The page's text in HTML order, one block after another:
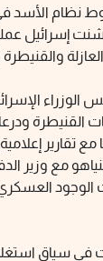
نظام الأسد
شنت إسرائيل
الوزراء
مع تقارير
مع وزير
الوجود
سياق استغلال